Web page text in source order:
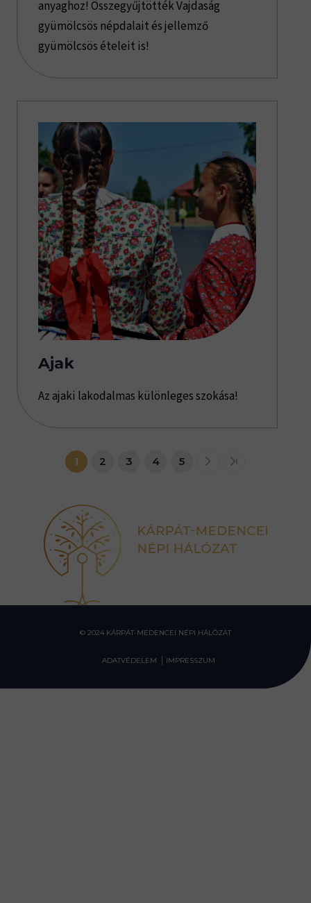
anyaghoz! Összegyűjtötték Vajdaság
gyümölcsös népdalait és jellemző
gyümölcsös ételeit is!
Ajak
Az ajaki lakodalmas különleges szokása!
1 2 3 4 5 > >>
© 2024 KÁRPÁT-MEDENCEI NÉPI HÁLÓZAT
ADATVÉDELEM IMPRESSZUM